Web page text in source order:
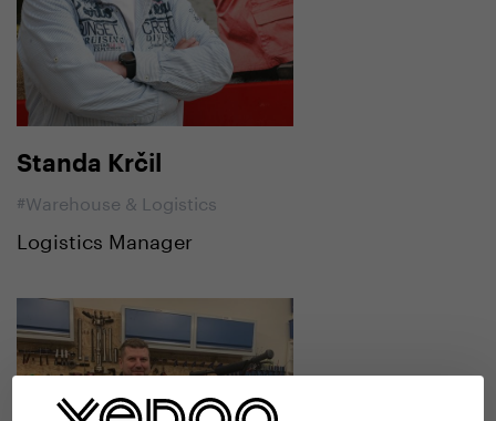
Standa Krčil
#Warehouse & Logistics
Logistics Manager